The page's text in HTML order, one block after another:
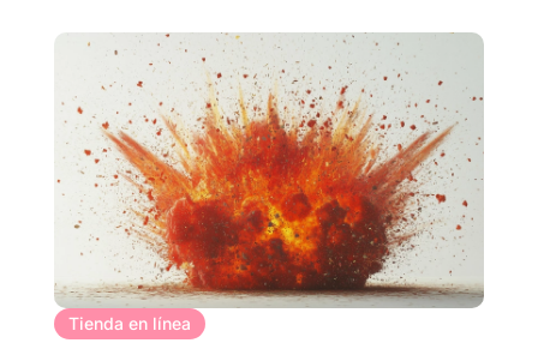
Tienda en línea